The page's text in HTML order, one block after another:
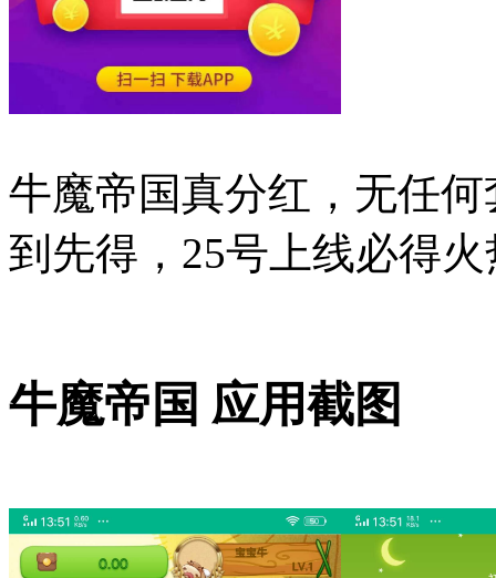
牛魔帝国真分红，无任
到先得，25号上线必得
牛魔帝国 应用截图